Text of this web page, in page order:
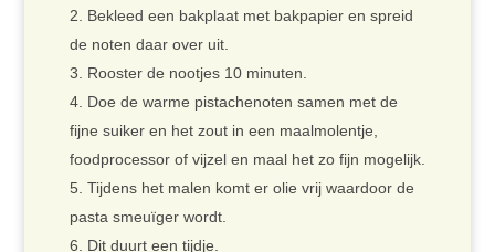
Bekleed een bakplaat met bakpapier en spreid
de noten daar over uit.
Rooster de nootjes 10 minuten.
Doe de warme pistachenoten samen met de
fijne suiker en het zout in een maalmolentje,
foodprocessor of vijzel en maal het zo fijn mogelijk.
Tijdens het malen komt er olie vrij waardoor de
pasta smeuïger wordt.
Dit duurt een tijdje.